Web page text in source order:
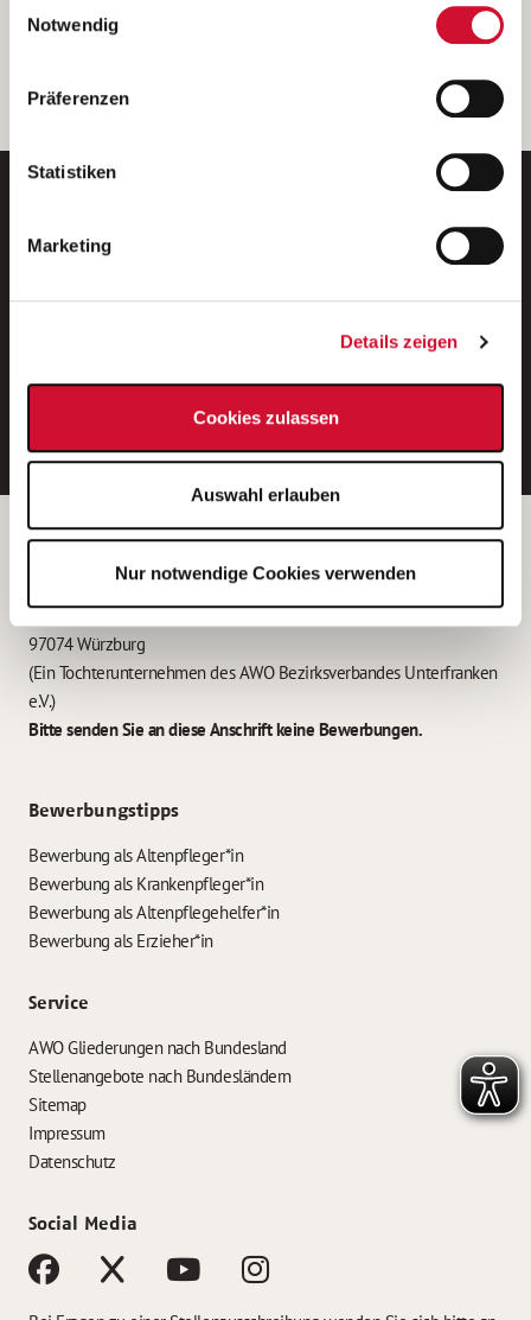
Wenn Sie auf „Cookies zulassen“ klicken, so stimmen
Sie der Speicherung sämtlicher Cookies zu. Sie können
Ihre Einwilligung selbstverständlich jederzeit widerrufen,
indem Sie die Cookie-Einstellungen aufrufen und diese
unserer
Notwendig
Präferenzen
Statistiken
Marketing
Details zeigen
Cookies zulassen
Auswahl erlauben
Nur notwendige Cookies verwenden
Weitere Details können Sie der
entnehmen.
E-Mail-Adresse eintragen
Betreiber der Webseite
Garitz Bewirtschaftungsbetriebe GmbH
Kantstraße 45a
97074 Würzburg
(Ein Tochterunternehmen des AWO Bezirksverbandes Unterfranken
e.V.)
Bitte senden Sie an diese Anschrift keine Bewerbungen.
Bewerbungstipps
Bewerbung als Altenpfleger*in
Bewerbung als Krankenpfleger*in
Bewerbung als Altenpflegehelfer*in
Bewerbung als Erzieher*in
Service
AWO Gliederungen nach Bundesland
Stellenangebote nach Bundesländern
Sitemap
Impressum
Datenschutz
Social Media